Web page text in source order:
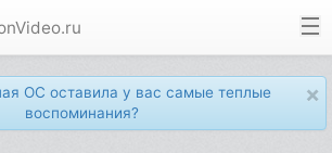
×
ОС оставила у вас самые теплые
воспоминания?